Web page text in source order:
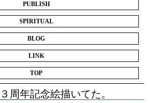
PUBLISH
SPIRITUAL
BLOG
LINK
TOP
周年記念絵描いてた。